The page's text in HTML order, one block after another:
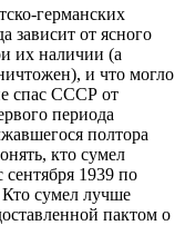
германских
зависит от ясного
их наличии (а
и что могло
спас СССР от
периода
полтора
кто сумел
сентября 1939 по
сумел лучше
пактом о